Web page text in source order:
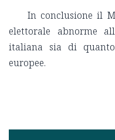
In conclusione il
elettorale abnorme
italiana sia di
europee.